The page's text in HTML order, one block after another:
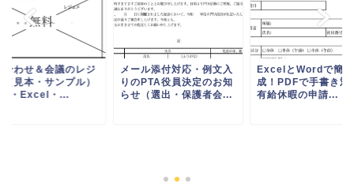
合わせ＆会議のレジ
（見本・サンプル）
・Excel・...
メール添付対応・例文入
りのPTA役員決定のお知
らせ（選出・保護者会...
ExcelとWordで簡
成！PDFで手書き対
有給休暇の申請...